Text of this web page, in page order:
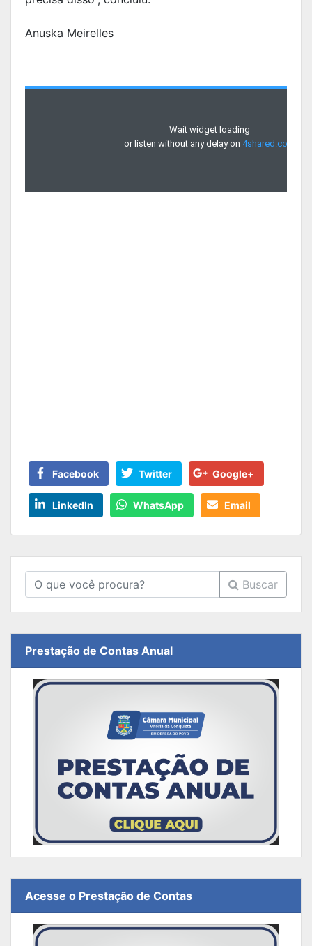
Anuska Meirelles
Facebook Twitter Google+
LinkedIn WhatsApp Email
Buscar
Prestação de Contas Anual
Acesse o Prestação de Contas